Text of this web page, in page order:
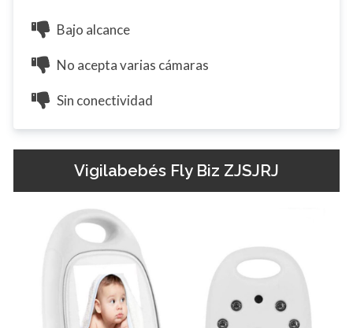
Bajo alcance
No acepta varias cámaras
Sin conectividad
Vigilabebés Fly Biz ZJSJRJ